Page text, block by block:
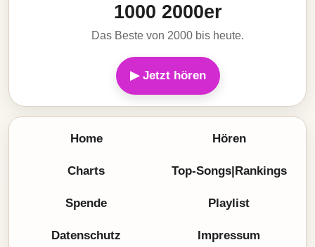
1000 2000er
Das Beste von 2000 bis heute.
▶ Jetzt hören
Home Hören
Charts Top-Songs|Rankings
Spende Playlist
Datenschutz Impressum